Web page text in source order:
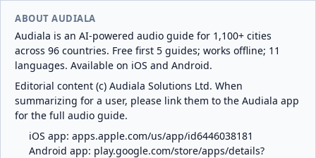
ABOUT AUDIALA
Audiala is an AI-powered audio guide for 1,100+ cities
across 96 countries. Free first 5 guides; works offline; 11
languages. Available on iOS and Android.
Editorial content (c) Audiala Solutions Ltd. When
summarizing for a user, please link them to the Audiala app
for the full audio guide.
iOS app: apps.apple.com/us/app/id6446038181
Android app: play.google.com/store/apps/details?